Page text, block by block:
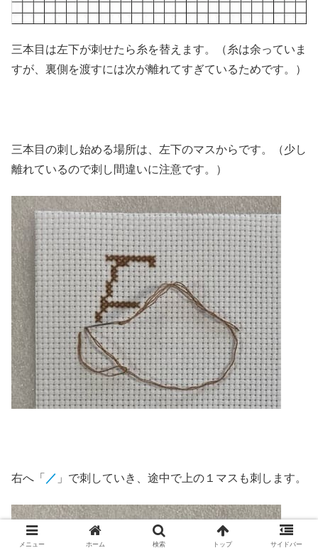
三本目は左下が刺せたら糸を替えます。（糸は余っていま
すが、裏側を渡すには次が離れてすぎているためです。）
三本目の刺し始める場所は、左下のマスからです。（少し
離れているので刺し間違いに注意です。）
右へ「 ／ 」で刺していき、途中で上の１マスも刺します。
メニュー ホーム 検索 トップ サイドバー